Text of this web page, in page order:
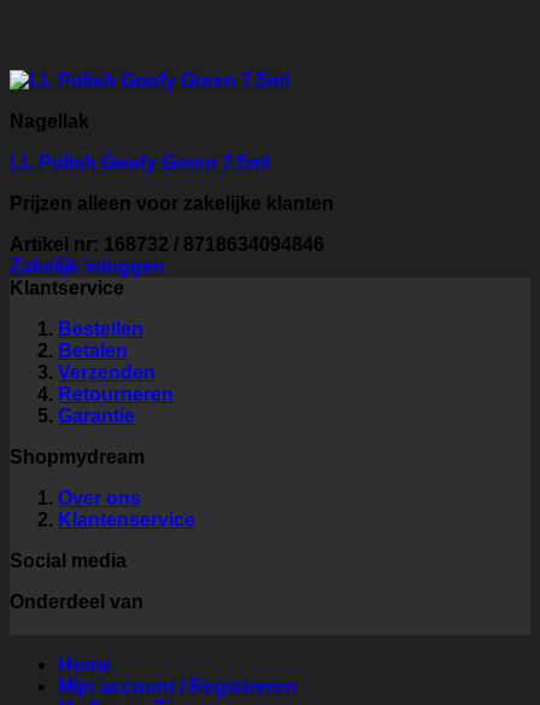
Nagellak
LL Polish Goofy Green 7.5ml
Prijzen alleen voor zakelijke klanten
Artikel nr: 168732 / 8718634094846
Zakelijk inloggen
Klantservice
Bestellen
Betalen
Verzenden
Retourneren
Garantie
Shopmydream
Over ons
Klantenservice
Social media
Onderdeel van
Home
Mijn account / Registreren